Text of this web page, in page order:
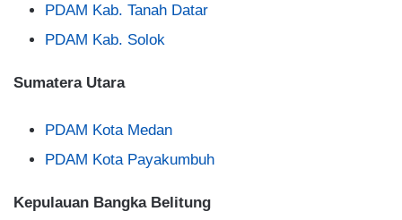
PDAM Kab. Tanah Datar
PDAM Kab. Solok
Sumatera Utara
PDAM Kota Medan
PDAM Kota Payakumbuh
Kepulauan Bangka Belitung